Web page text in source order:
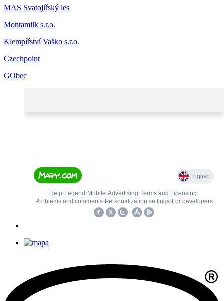
MAS Svatojiřský les
Montamilk s.r.o.
Klempířství Vaško s.r.o.
Czechpoint
GObec